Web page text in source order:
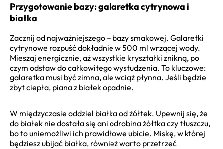
Przygotowanie bazy: galaretka cytrynowa i
białka
Zacznij od najważniejszego – bazy smakowej. Galaretki
cytrynowe rozpuść dokładnie w 500 ml wrzącej wody.
Mieszaj energicznie, aż wszystkie kryształki znikną, po
czym odstaw do całkowitego wystudzenia. To kluczowe:
galaretka musi być zimna, ale wciąż płynna. Jeśli będzie
zbyt ciepła, piana z białek opadnie.
W międzyczasie oddziel białka od żółtek. Upewnij się, że
do białek nie dostała się ani odrobina żółtka czy tłuszczu,
bo to uniemożliwi ich prawidłowe ubicie. Miskę, w której
będziesz ubijać białka, również warto przetrzeć